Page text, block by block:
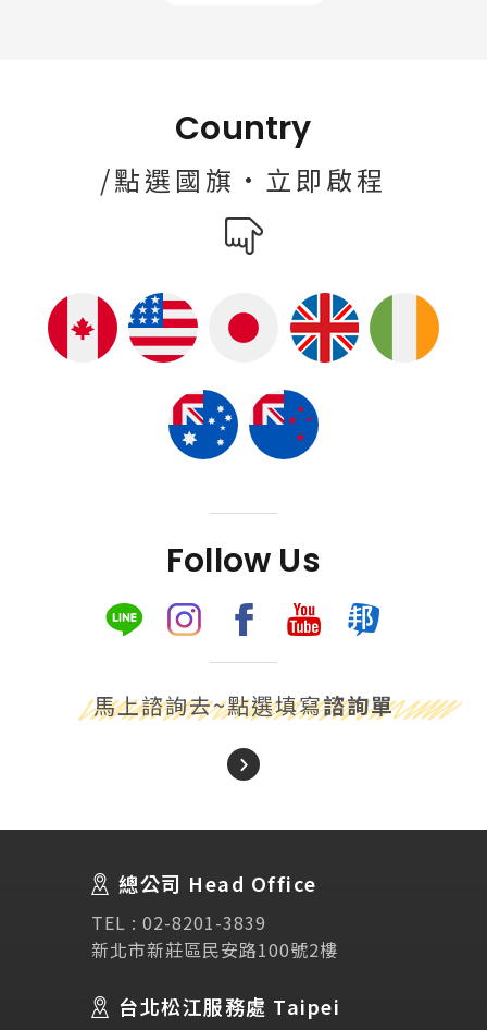
About Us 關於我們
講座活動
Testimonial 學生推薦
Country
/點選國旗·立即啟程
Follow Us
馬上諮詢去~點選填寫諮詢單
總公司 Head Office
TEL : 02-8201-3839
新北市新莊區民安路100號2樓
台北松江服務處 Taipei